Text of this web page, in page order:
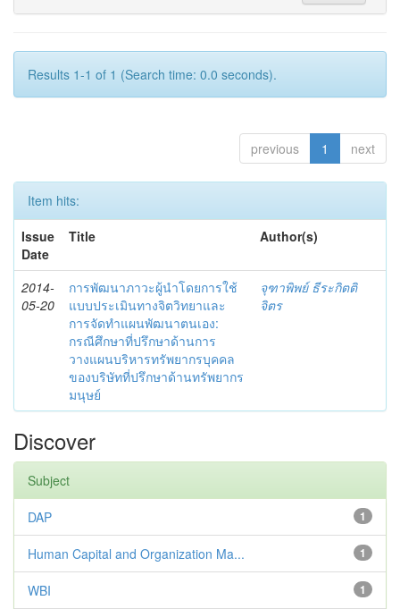
Results 1-1 of 1 (Search time: 0.0 seconds).
previous 1 next
Item hits:
Issue
Date
Title Author(s)
2014-
05-20
การพัฒนาภาวะผู้นำโดยการใช้
แบบประเมินทางจิตวิทยาและ
การจัดทำแผนพัฒนาตนเอง:
กรณีศึกษาที่ปรึกษาด้านการ
วางแผนบริหารทรัพยากรบุคคล
ของบริษัทที่ปรึกษาด้านทรัพยากร
มนุษย์
จุฑาพิพย์ ธีระกิตติ
จิตร
Discover
Subject
1
DAP
1
Human Capital and Organization Ma...
1
WBI